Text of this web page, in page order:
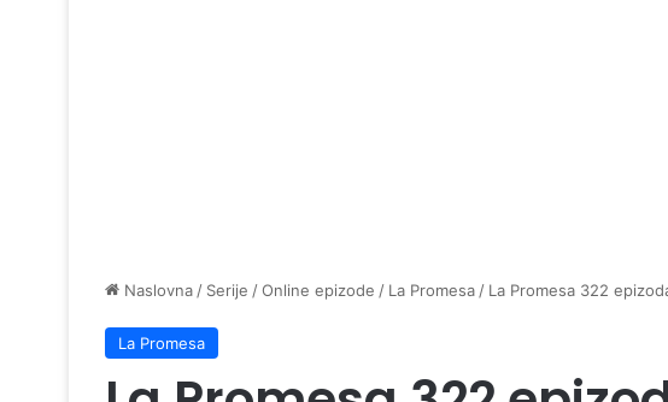
Naslovna / Serije /Online epizode / La Promesa / La Promesa 322
La Promesa